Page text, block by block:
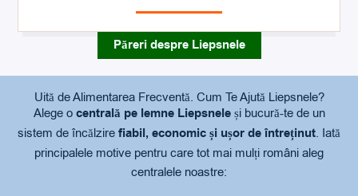
Păreri despre Liepsnele
Uită de Alimentarea Frecventă. Cum Te Ajută Liepsnele?
Alege o centrală pe lemne Liepsneleși bucură-te de un
sistem de încălzire fiabil, economic și ușor de întreținut. Iată
principalele motive pentru care tot mai mulți români aleg
centralele noastre: